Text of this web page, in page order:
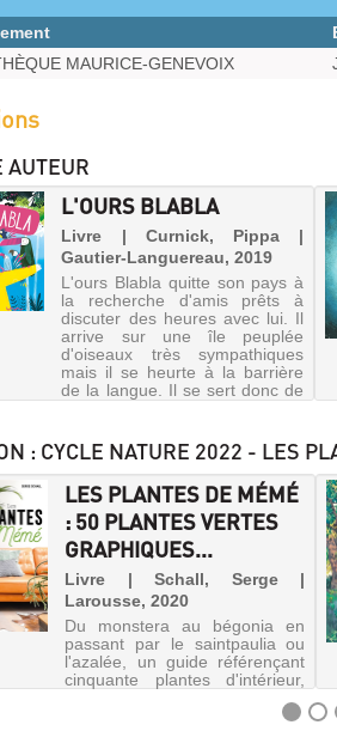
MAURICE-GENEVOIX
AUTEUR
L'OURS BLABLA
Livre | Curnick, Pippa |
Gautier-Languereau, 2019
L'ours Blabla quitte son pays à
la recherche d'amis prêts à
discuter des heures avec lui. Il
arrive sur une île peuplée
d'oiseaux très sympathiques
mais il se heurte à la barrière
de la langue. Il se sert donc de
: CYCLE NATURE 2022 - LES
LES PLANTES DE MÉMÉ
: 50 PLANTES VERTES
GRAPHIQUES...
Livre | Schall, Serge |
Larousse, 2020
Du monstera au bégonia en
passant par le saintpaulia ou
l'azalée, un guide référençant
cinquante plantes d'intérieur,
exotiques ou décoratives, avec
des fiches de culture détaillées,